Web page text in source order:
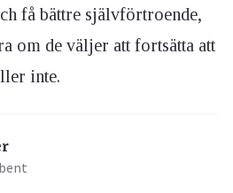
få bättre självförtroende,
om de väljer att fortsätta att
inte.